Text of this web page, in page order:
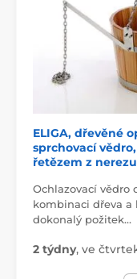
ELIGA, dřevěné
sprchovací
řetězem z
Ochlazovací vědro
kombinaci dřeva a
dokonalý požitek…
2 týdny, ve